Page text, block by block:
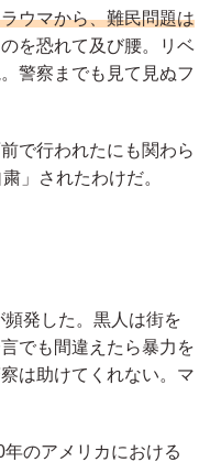
ウマから、難民問題は
を恐れて及び腰。リベ
警察までも見て見ぬフ
で行われたにも関わら
」されたわけだ。
発した。黒人は街を
でも間違えたら暴力を
は助けてくれない。マ
のアメリカにおける